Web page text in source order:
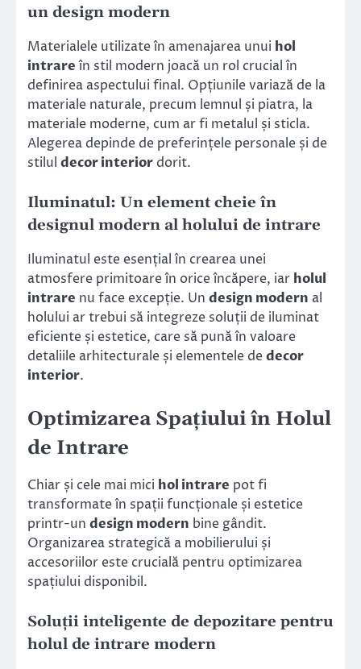
un design modern
Materialele utilizate în amenajarea unui hol
intrareîn stil modern joacă un rol crucial în
definirea aspectului final. Opțiunile variază de la
materiale naturale, precum lemnul și piatra, la
materiale moderne, cum ar fi metalul și sticla.
Alegerea depinde de preferințele personale și de
stilul decor interior dorit.
Iluminatul: Un element cheie în
designul modern al holului de intrare
Iluminatul este esențial în crearea unei
atmosfere primitoare în orice încăpere, iar holul
intrare nu face excepție. Un design modern al
holului ar trebui să integreze soluții de iluminat
eficiente și estetice, care să pună în valoare
detaliile arhitecturale și elementele dedecor
interior.
Optimizarea Spațiului în Holul
de Intrare
Chiar și cele mai mici hol intrare pot fi
transformate în spații funcționale și estetice
printr-un design modern bine gândit.
Organizarea strategică a mobilierului și
accesoriilor este crucială pentru optimizarea
spațiului disponibil.
Soluții inteligente de depozitare pentru
holul de intrare modern